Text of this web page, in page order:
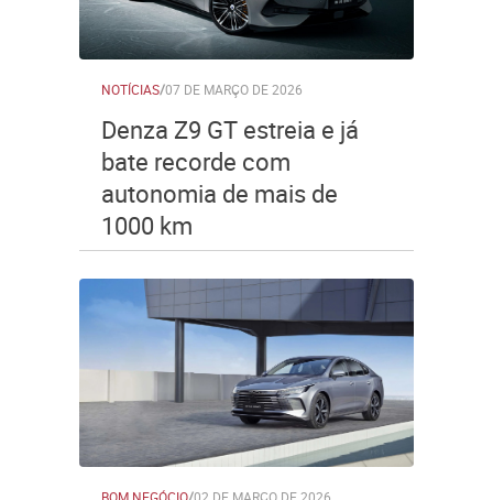
NOTÍCIAS/07 DE MARÇO DE 2026
Denza Z9 GT estreia e já
bate recorde com
autonomia de mais de
1000 km